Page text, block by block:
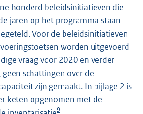
honderd beleidsinitiatieven die
jaren op het programma staan
Voor de beleidsinitiatieven
worden uitgevoerd
vraag voor 2020 en verder
schattingen over de
zijn gemaakt. In bijlage 2 is
keten opgenomen met de
9